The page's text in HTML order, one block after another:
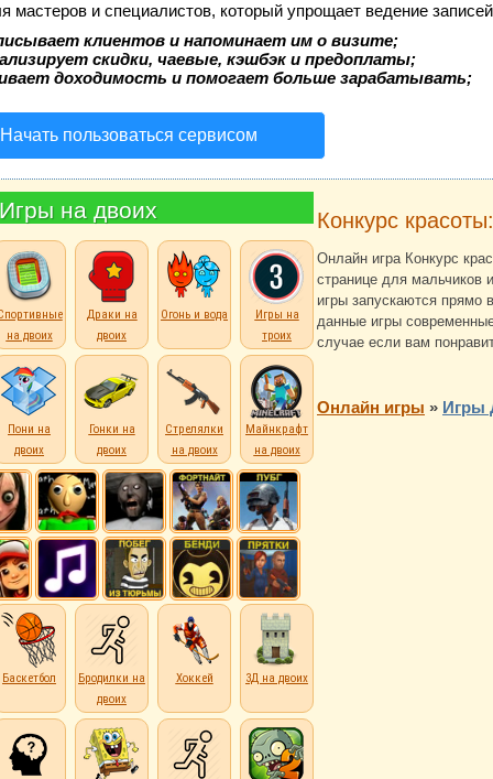
мастеров и специалистов, который упрощает ведение
клиентов и напоминает им о визите;
скидки, чаевые, кэшбэк и предоплаты;
доходимость и помогает больше зарабатывать;
Начать пользоваться сервисом
Игры на двоих
на двоих
Драки на
двоих
Огонь и вода
Игры на
троих
Пони на
двоих
Гонки на
двоих
Стрелялки
на двоих
Майнкрафт
на двоих
Баскетбол
Бродилки на
двоих
Хоккей 3Д на двоих
Конкурс
Онлайн игра Конкурс
странице для мальчиков
игры запускаются прямо
данные игры
случае если вам
Онлайн игры » Игры